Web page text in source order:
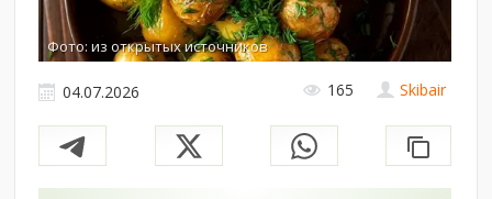
Фото: из открытых источников
Skibair
04.07.2026 165